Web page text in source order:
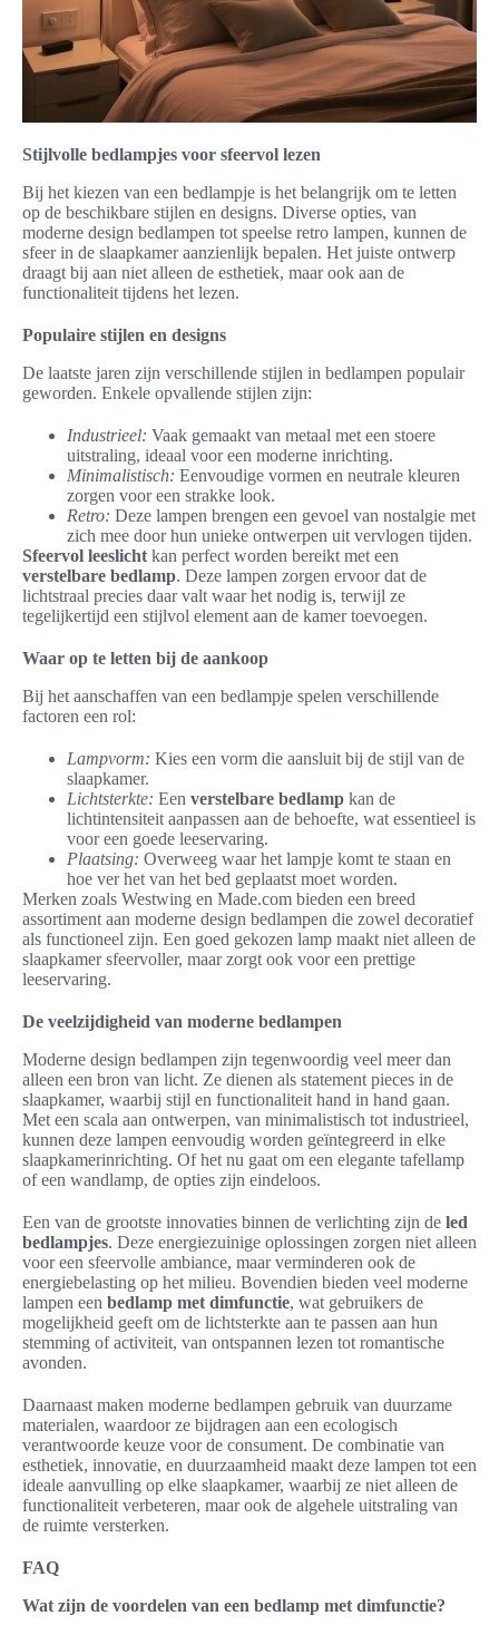
Stijlvolle bedlampjes voor sfeervol lezen
Bij het kiezen van een bedlampje is het belangrijk om te letten
op de beschikbare stijlen en designs. Diverse opties, van
moderne design bedlampen tot speelse retro lampen, kunnen de
sfeer in de slaapkamer aanzienlijk bepalen. Het juiste ontwerp
draagt bij aan niet alleen de esthetiek, maar ook aan de
functionaliteit tijdens het lezen.
Populaire stijlen en designs
De laatste jaren zijn verschillende stijlen in bedlampen populair
geworden. Enkele opvallende stijlen zijn:
Industrieel: Vaak gemaakt van metaal met een stoere
uitstraling, ideaal voor een moderne inrichting.
Minimalistisch: Eenvoudige vormen en neutrale kleuren
zorgen voor een strakke look.
Retro: Deze lampen brengen een gevoel van nostalgie met
zich mee door hun unieke ontwerpen uit vervlogen tijden.
Sfeervol leeslicht kan perfect worden bereikt met een
verstelbare bedlamp. Deze lampen zorgen ervoor dat de
lichtstraal precies daar valt waar het nodig is, terwijl ze
tegelijkertijd een stijlvol element aan de kamer toevoegen.
Waar op te letten bij de aankoop
Bij het aanschaffen van een bedlampje spelen verschillende
factoren een rol:
Lampvorm: Kies een vorm die aansluit bij de stijl van de
slaapkamer.
Lichtsterkte: Een verstelbare bedlamp kan de
lichtintensiteit aanpassen aan de behoefte, wat essentieel is
voor een goede leeservaring.
Plaatsing: Overweeg waar het lampje komt te staan en
hoe ver het van het bed geplaatst moet worden.
Merken zoals Westwing en Made.com bieden een breed
assortiment aan moderne design bedlampen die zowel decoratief
als functioneel zijn. Een goed gekozen lamp maakt niet alleen de
slaapkamer sfeervoller, maar zorgt ook voor een prettige
leeservaring.
De veelzijdigheid van moderne bedlampen
Moderne design bedlampen zijn tegenwoordig veel meer dan
alleen een bron van licht. Ze dienen als statement pieces in de
slaapkamer, waarbij stijl en functionaliteit hand in hand gaan.
Met een scala aan ontwerpen, van minimalistisch tot industrieel,
kunnen deze lampen eenvoudig worden geïntegreerd in elke
slaapkamerinrichting. Of het nu gaat om een elegante tafellamp
of een wandlamp, de opties zijn eindeloos.
Een van de grootste innovaties binnen de verlichting zijn de led
bedlampjes. Deze energiezuinige oplossingen zorgen niet alleen
voor een sfeervolle ambiance, maar verminderen ook de
energiebelasting op het milieu. Bovendien bieden veel moderne
lampen een bedlamp met dimfunctie, wat gebruikers de
mogelijkheid geeft om de lichtsterkte aan te passen aan hun
stemming of activiteit, van ontspannen lezen tot romantische
avonden.
Daarnaast maken moderne bedlampen gebruik van duurzame
materialen, waardoor ze bijdragen aan een ecologisch
verantwoorde keuze voor de consument. De combinatie van
esthetiek, innovatie, en duurzaamheid maakt deze lampen tot een
ideale aanvulling op elke slaapkamer, waarbij ze niet alleen de
functionaliteit verbeteren, maar ook de algehele uitstraling van
de ruimte versterken.
FAQ
Wat zijn de voordelen van een bedlamp met dimfunctie?